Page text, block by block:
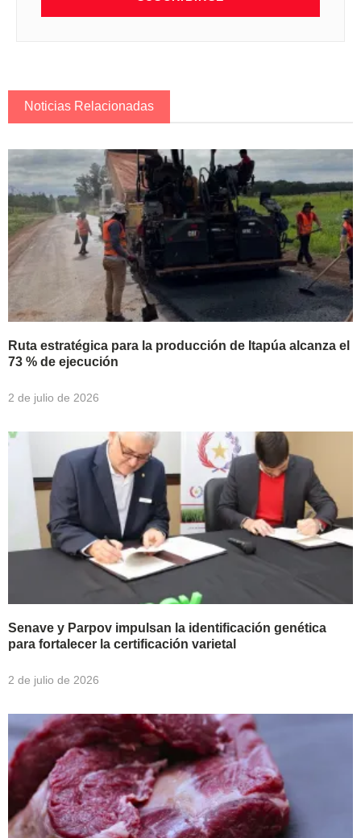
Noticias Relacionadas
Ruta estratégica para la producción de Itapúa alcanza el
73 % de ejecución
2 de julio de 2026
Senave y Parpov impulsan la identificación genética
para fortalecer la certificación varietal
2 de julio de 2026